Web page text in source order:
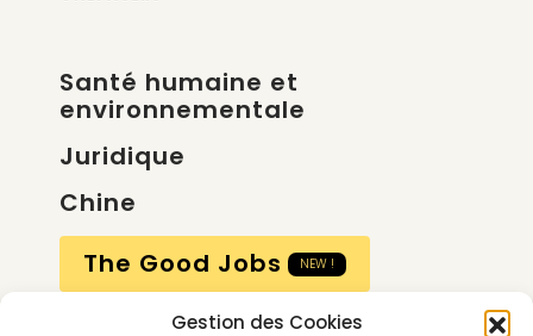
Gestion des Cookies
Santé humaine et
environnementale
Juridique
Chine
The Good Jobs
NEW !